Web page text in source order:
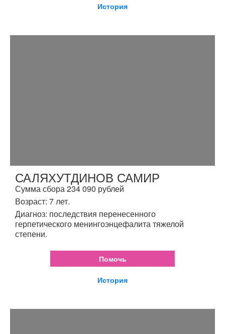
История
САЛЯХУТДИНОВ САМИР
Сумма сбора 234 090 рублей
Возраст: 7 лет.
Диагноз: последствия перенесенного
герпетического менингоэнцефалита тяжелой
степени.
Помочь
История